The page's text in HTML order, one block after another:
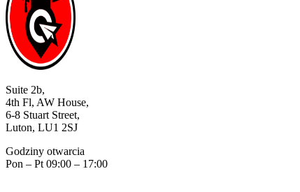
Suite 2b,
4th Fl, AW House,
6-8 Stuart Street,
Luton, LU1 2SJ
Godziny otwarcia
Pon – Pt 09:00 – 17:00